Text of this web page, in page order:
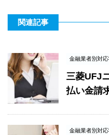
関連記事
金融業者別対応
三菱UFJ
払い金請
金融業者別対応